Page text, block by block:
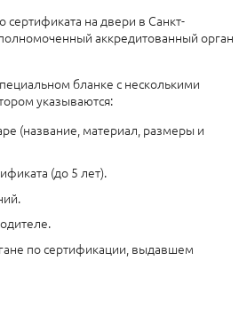
на двери в Санкт-
аккредитованный орган
бланке с несколькими
указываются:
(название, материал, размеры и
(до 5 лет).
по сертификации, выдавшем